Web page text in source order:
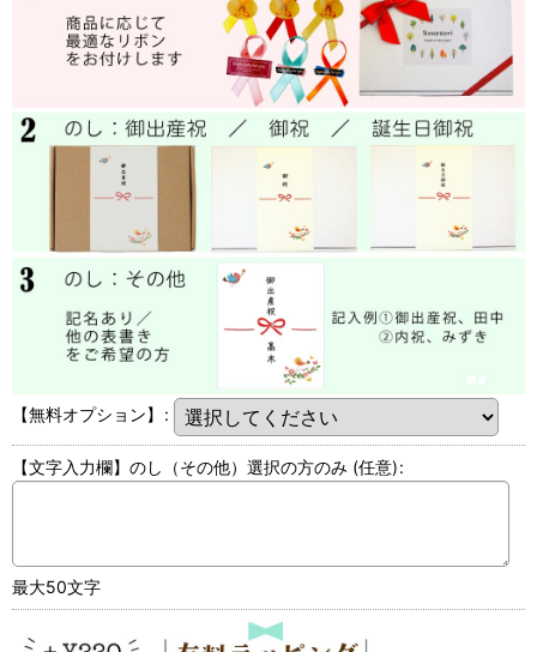
【無料オプション】 :
【文字入力欄】のし（その他）選択の方のみ (任意):
最大50文字